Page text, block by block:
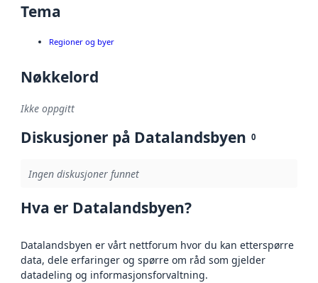
Tema
Regioner og byer
Nøkkelord
Ikke oppgitt
Diskusjoner på Datalandsbyen 0
Ingen diskusjoner funnet
Hva er Datalandsbyen?
Datalandsbyen er vårt nettforum hvor du kan etterspørre
data, dele erfaringer og spørre om råd som gjelder
datadeling og informasjonsforvaltning.